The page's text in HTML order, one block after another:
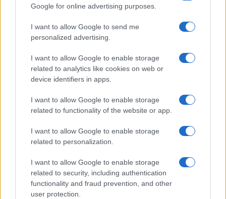
Google for online advertising purposes.
I want to allow Google to send me
personalized advertising.
I want to allow Google to enable storage
related to analytics like cookies on web or
device identifiers in apps.
I want to allow Google to enable storage
related to functionality of the website or app.
I want to allow Google to enable storage
related to personalization.
I want to allow Google to enable storage
related to security, including authentication
functionality and fraud prevention, and other
user protection.
FINANÇA
Presidente Lula propõe política fiscal séria para reduzir juros e